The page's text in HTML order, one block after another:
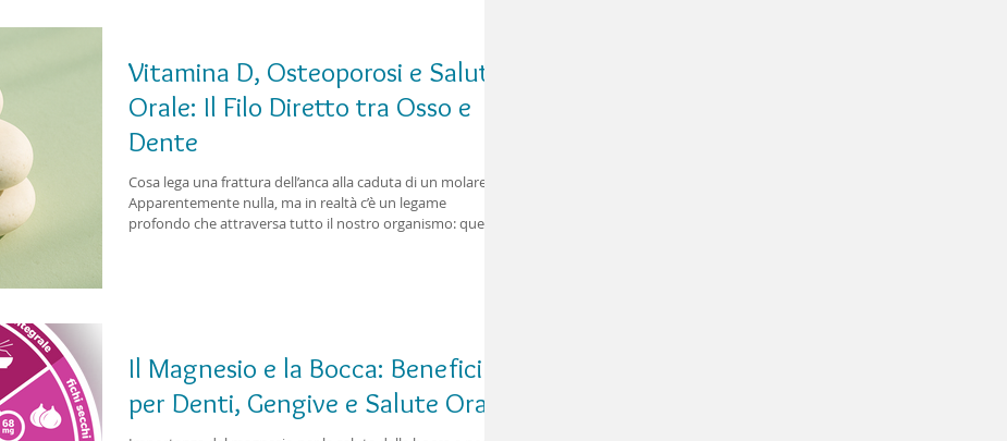
Vitamina D, Osteoporosi e Salute
Orale: Il Filo Diretto tra Osso e
Dente
Cosa lega una frattura dell’anca alla caduta di un molare?
Apparentemente nulla, ma in realtà c’è un legame
profondo che attraversa tutto il nostro organismo: quello
Il Magnesio e la Bocca: Benefici
per Denti, Gengive e Salute Orale